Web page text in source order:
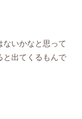
ないかなと思って
と出てくるもんで